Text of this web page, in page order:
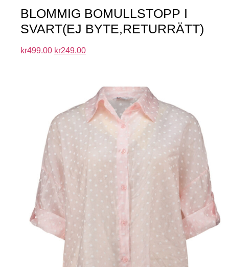
BLOMMIG BOMULLSTOPP I
SVART(EJ BYTE,RETURRÄTT)
kr499.00 kr249.00